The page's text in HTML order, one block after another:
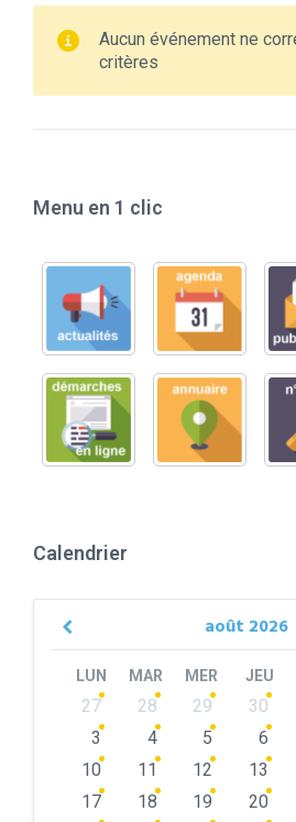
Aucun événement ne
critères
Menu en 1 clic
Calendrier
août 2026
Previous
LUN MAR MER JEU
Skip
calendar
27 28 29 30
3
4 5 6
10
11 12 13
17
18 19 20